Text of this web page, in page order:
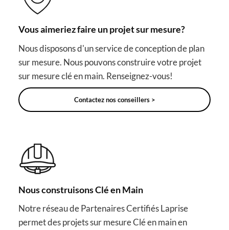
Vous aimeriez faire un projet sur mesure?
Nous disposons d'un service de conception de plan
sur mesure. Nous pouvons construire votre projet
sur mesure clé en main. Renseignez-vous!
Contactez nos conseillers >
Nous construisons Clé en Main
Notre réseau de Partenaires Certifiés Laprise
permet des projets sur mesure Clé en main en